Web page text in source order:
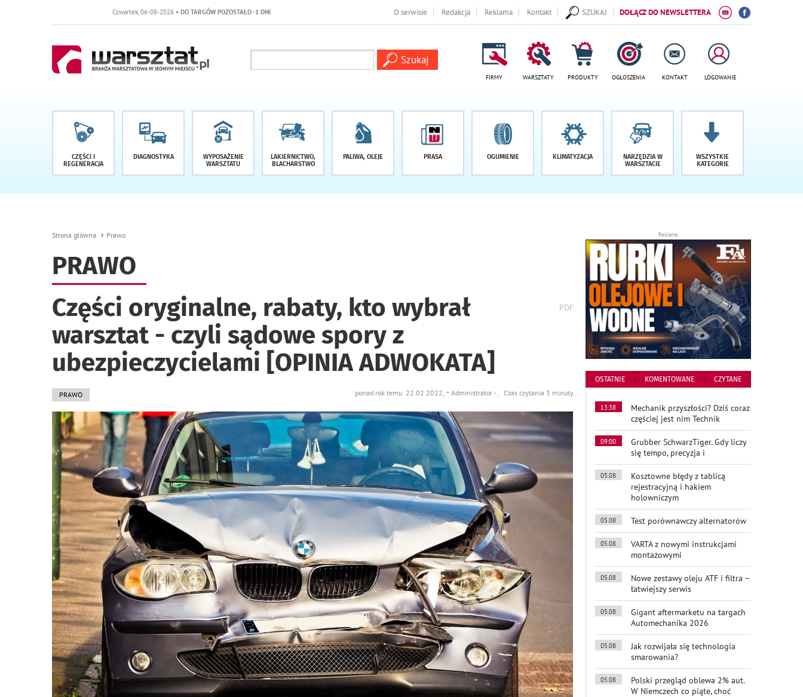
Czwartek, 06-08-2026• DO TARGÓW POZOSTAŁO -1 DNI O serwisie Redakcja Reklama Kontakt DOŁĄCZ DO NEWSLETTERA
SZUKAJ
FIRMY WARSZTATY PRODUKTY OGŁOSZENIA KONTAKT LOGOWANIE
CZĘŚCI I
REGENERACJA
DIAGNOSTYKA
WYPOSAŻENIE
WARSZTATU
LAKIERNICTWO,
BLACHARSTWO
PALIWA, OLEJE PRASA OGUMIENIE KLIMATYZACJA
NARZĘDZIA W
WARSZTACIE
WSZYSTKIE
KATEGORIE
Strona główna Prawo
PRAWO
Części oryginalne, rabaty, kto wybrał
warsztat - czyli sądowe spory z
ubezpieczycielami [OPINIA ADWOKATA]
wydrukuj
podstronę
PDF
PRAWO ponad rok temu 22.02.2022, ~ Administrator - , Czas czytania 3 minuty
Reklama
OSTATNIE KOMENTOWANE CZYTANE
13:38
Mechanik przyszłości? Dziś coraz
częściej jest nim Technik
09:00
Grubber SchwarzTiger. Gdy liczy
się tempo, precyzja i
05.08
Kosztowne błędy z tablicą
rejestracyjną i hakiem
holowniczym
05.08 Test porównawczy alternatorów
05.08
VARTA z nowymi instrukcjami
montażowymi
05.08
Nowe zestawy oleju ATF i filtra –
łatwiejszy serwis
05.08
Gigant aftermarketu na targach
Automechanika 2026
05.08
Jak rozwijała się technologia
smarowania?
05.08
Polski przegląd oblewa 2% aut.
W Niemczech co piąte, choć